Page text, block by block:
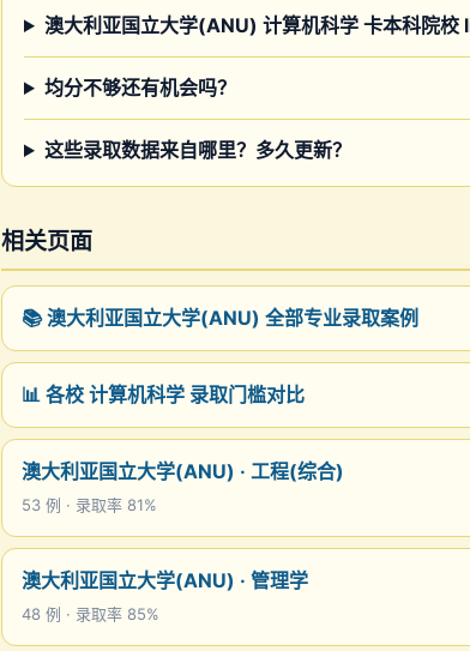
澳大利亚国立大学(ANU) 计算机科学 卡本科院校
均分不够还有机会吗？
这些录取数据来自哪里？多久更新？
相关页面
📚 澳大利亚国立大学(ANU) 全部专业录取案例
📊 各校 计算机科学 录取门槛对比
澳大利亚国立大学(ANU) · 工程(综合)
53 例 · 录取率 81%
澳大利亚国立大学(ANU) · 管理学
48 例 · 录取率 85%